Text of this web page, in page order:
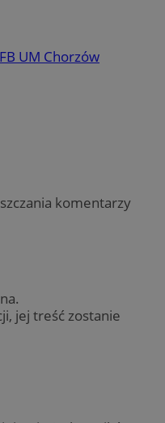
UM Chorzów
komentarzy
jej treść zostanie